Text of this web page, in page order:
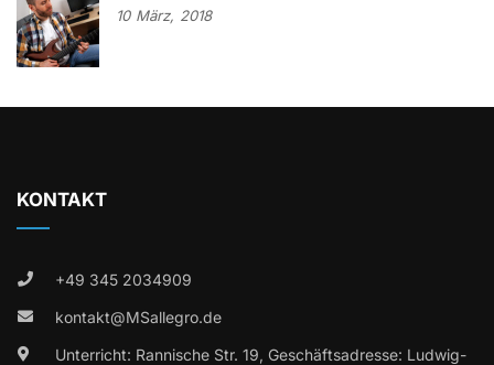
10 März, 2018
KONTAKT
+49 345 2034909
kontakt@MSallegro.de
Unterricht: Rannische Str. 19, Geschäftsadresse: Ludwig-